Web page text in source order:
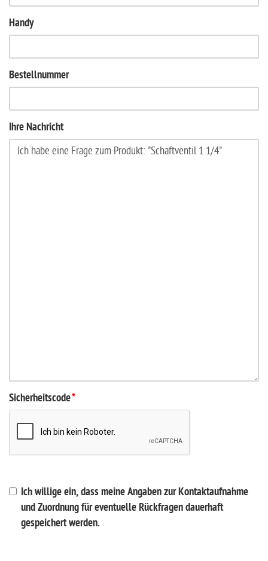
Handy
Bestellnummer
Ihre Nachricht
Sicherheitscode*
Ich willige ein, dass meine Angaben zur Kontaktaufnahme
und Zuordnung für eventuelle Rückfragen dauerhaft
gespeichert werden.